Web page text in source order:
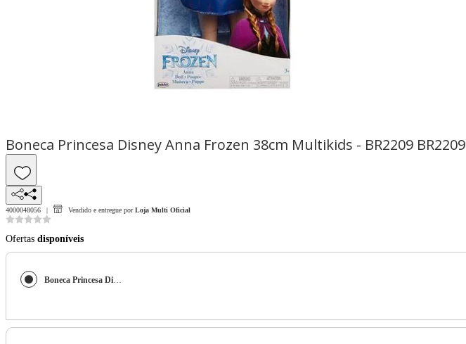
Boneca Princesa Disney Anna Frozen 38cm Multikids - BR2209 BR2209
4000048056 Vendido e entregue por Loja Multi Oficial
Ofertas disponíveis
Boneca Princesa Disney Anna Frozen 38cm Multikids - BR2209 BR2209